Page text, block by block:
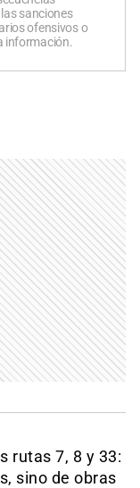
sanciones
ofensivos o
información.
rutas 7, 8 y 33:
sino de obras